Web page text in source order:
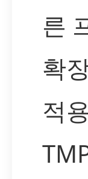
른
확
적